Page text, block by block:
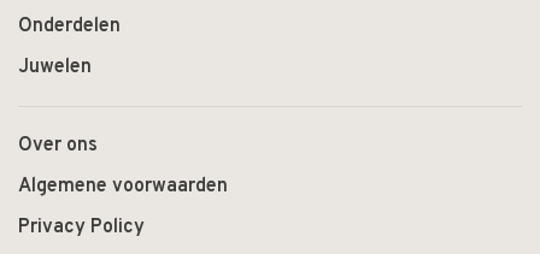
Onderdelen
Juwelen
Over ons
Algemene voorwaarden
Privacy Policy